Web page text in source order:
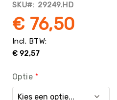
/
Pool
Cornhole
&
Muziek
SKU 29249.HD
€ 92,57
€ 76,50
Optie